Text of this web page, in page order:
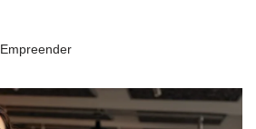
Empreender